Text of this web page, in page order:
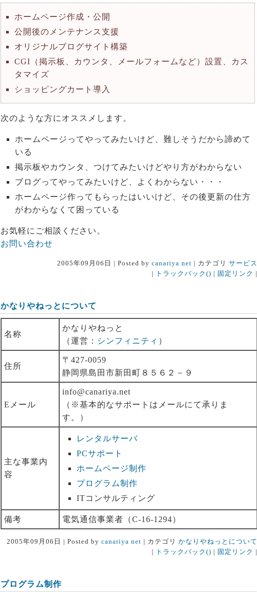
ホームページ作成・公開
公開後のメンテナンス支援
オリジナルブログサイト構築
CGI（掲示板、カウンタ、メールフォームなど）設置、カス
タマイズ
ショッピングカート導入
次のような方にオススメします。
ホームページってやってみたいけど、難しそうだから諦めて
いる
掲示板やカウンタ、つけてみたいけどやり方がわからない
ブログってやってみたいけど、よくわからない・・・
ホームページ作ってもらったはいいけど、その後更新の仕方
がわからなくて困っている
お気軽にご相談ください。
お問い合わせ
2005年09月06日 | Posted by canariya net | カテゴリ サービス
|
トラックバック() | 固定リンク |
かなりやねっとについて
名称
かなりやねっと
（運営： シンフィニティ ）
住所
〒427-0059
静岡県島田市新田町８５６２－９
Eメール
info@canariya.net
（※基本的なサポートはメールにて承りま
す。）
主な事業内
容
レンタルサーバ
PCサポート
ホームページ制作
プログラム制作
ITコンサルティング
備考 電気通信事業者（C-16-1294）
2005年09月06日 | Posted by canariya net | カテゴリ かなりやねっとについて
|
トラックバック() | 固定リンク |
プログラム制作